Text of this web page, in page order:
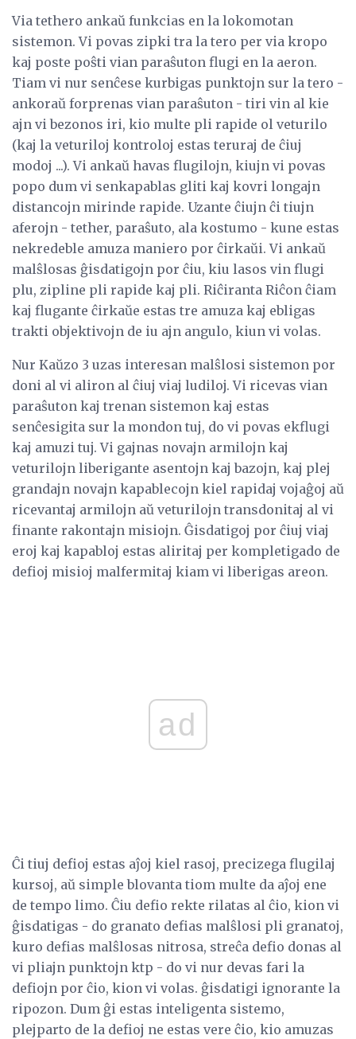
Via tethero ankaŭ funkcias en la lokomotan
sistemon. Vi povas zipki tra la tero per via kropo
kaj poste poŝti vian paraŝuton flugi en la aeron.
Tiam vi nur senĉese kurbigas punktojn sur la tero -
ankoraŭ forprenas vian paraŝuton - tiri vin al kie
ajn vi bezonos iri, kio multe pli rapide ol veturilo
(kaj la veturiloj kontroloj estas teruraj de ĉiuj
modoj ...). Vi ankaŭ havas flugilojn, kiujn vi povas
popo dum vi senkapablas gliti kaj kovri longajn
distancojn mirinde rapide. Uzante ĉiujn ĉi tiujn
aferojn - tether, paraŝuto, ala kostumo - kune estas
nekredeble amuza maniero por ĉirkaŭi. Vi ankaŭ
malŝlosas ĝisdatigojn por ĉiu, kiu lasos vin flugi
plu, zipline pli rapide kaj pli. Riĉiranta Riĉon ĉiam
kaj flugante ĉirkaŭe estas tre amuza kaj ebligas
trakti objektivojn de iu ajn angulo, kiun vi volas.
Nur Kaŭzo 3 uzas interesan malŝlosi sistemon por
doni al vi aliron al ĉiuj viaj ludiloj. Vi ricevas vian
paraŝuton kaj trenan sistemon kaj estas
senĉesigita sur la mondon tuj, do vi povas ekflugi
kaj amuzi tuj. Vi gajnas novajn armilojn kaj
veturilojn liberigante asentojn kaj bazojn, kaj plej
grandajn novajn kapablecojn kiel rapidaj vojaĝoj aŭ
ricevantaj armilojn aŭ veturilojn transdonitaj al vi
finante rakontajn misiojn. Ĝisdatigoj por ĉiuj viaj
eroj kaj kapabloj estas aliritaj per kompletigado de
defioj misioj malfermitaj kiam vi liberigas areon.
ad
Ĉi tiuj defioj estas aĵoj kiel rasoj, precizega flugilaj
kursoj, aŭ simple blovanta tiom multe da aĵoj ene
de tempo limo. Ĉiu defio rekte rilatas al ĉio, kion vi
ĝisdatigas - do granato defias malŝlosi pli granatoj,
kuro defias malŝlosas nitrosa, streĉa defio donas al
vi pliajn punktojn ktp - do vi nur devas fari la
defiojn por ĉio, kion vi volas. ĝisdatigi ignorante la
ripozon. Dum ĝi estas inteligenta sistemo,
plejparto de la defioj ne estas vere ĉio, kio amuzas